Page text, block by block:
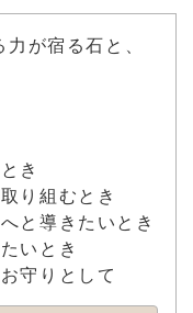
が宿る石と、
き
り組むとき
と導きたいとき
いとき
守りとして